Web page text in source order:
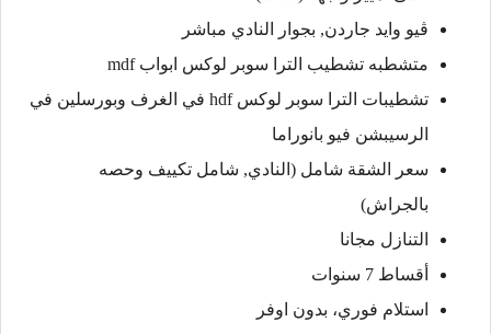
ڤيو وايد جاردن, بجوار النادي مباشر
متشطبه تشطيب الترا سوبر لوكس ابواب mdf
تشطيبات الترا سوبر لوكس hdf في الغرف وبورسلين في
الرسيبشن فيو بانوراما
سعر الشقة شامل (النادي, شامل تكييف وحصه
بالجراش)
التنازل مجانا
أقساط 7 سنوات
استلام فوري، بدون اوفر